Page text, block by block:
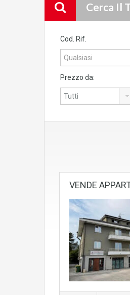
Cerca Il
Cod. Rif.
Prezzo da:
VENDE